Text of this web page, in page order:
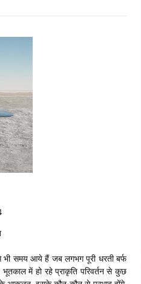
भी समय आये हैं जब लगभग पूरी धरती बर्फ
में हो रहे प्राकृति परिवर्तन से कुछ